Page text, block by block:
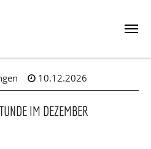
10.12.2026
IM DEZEMBER